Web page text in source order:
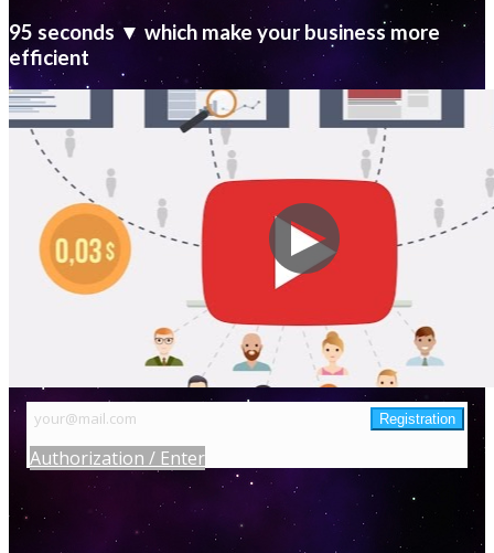
95 seconds ▼ which make your business more
efficient
Authorization / Enter